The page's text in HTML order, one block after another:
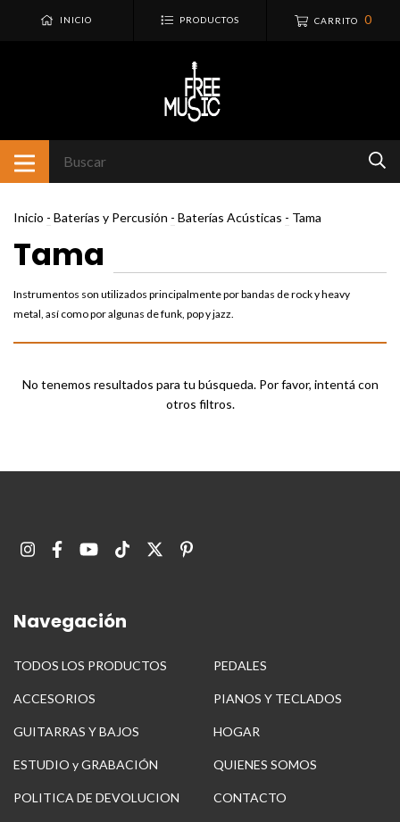
INICIO PRODUCTOS CARRITO 0
Inicio - Baterías y Percusión - Baterías Acústicas - Tama
Tama
Instrumentos son utilizados principalmente por bandas de rock y heavy
metal, así como por algunas de funk, pop y jazz.
No tenemos resultados para tu búsqueda. Por favor, intentá con
otros filtros.
Navegación
TODOS LOS PRODUCTOS PEDALES
ACCESORIOS PIANOS Y TECLADOS
GUITARRAS Y BAJOS HOGAR
ESTUDIO y GRABACIÓN QUIENES SOMOS
POLITICA DE DEVOLUCION CONTACTO